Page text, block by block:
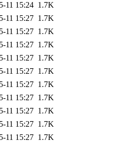
11 15:24 1.7K
11 15:27 1.7K
11 15:27 1.7K
11 15:27 1.7K
11 15:27 1.7K
11 15:27 1.7K
11 15:27 1.7K
11 15:27 1.7K
11 15:27 1.7K
11 15:27 1.7K
11 15:27 1.7K